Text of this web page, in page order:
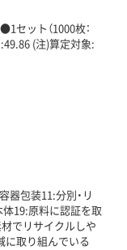
セット（1000枚：
(注)算定対象:
器包装11:分別・リ
19:原料に認証を取
でリサイクルしや
取り組んでいる